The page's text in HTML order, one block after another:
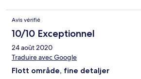
Avis vérifié
10/10 Exceptionnel
24 août 2020
Traduire avec Google
Flott område, fine detaljer